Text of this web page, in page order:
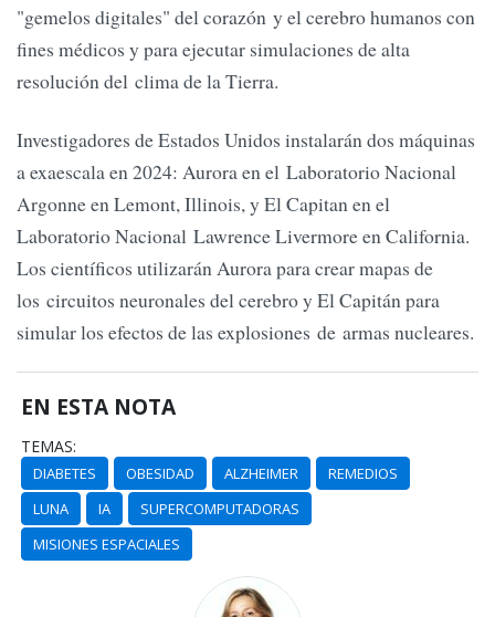
"gemelos digitales" del corazón y el cerebro humanos con
fines médicos y para ejecutar simulaciones de alta
resolución del clima de la Tierra.
Investigadores de Estados Unidos instalarán dos máquinas
a exaescala en 2024: Aurora en el Laboratorio Nacional
Argonne en Lemont, Illinois, y El Capitan en el
Laboratorio Nacional Lawrence Livermore en California.
Los científicos utilizarán Aurora para crear mapas de
los circuitos neuronales del cerebro y El Capitán para
simular los efectos de las explosiones de armas nucleares.
EN ESTA NOTA
TEMAS:
DIABETES OBESIDAD ALZHEIMER
REMEDIOS
LUNA
IA
SUPERCOMPUTADORAS
MISIONES ESPACIALES